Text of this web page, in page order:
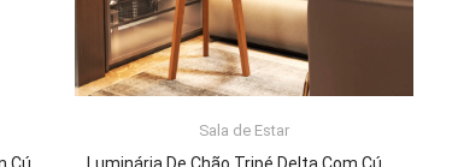
Sala de Estar
LER MAIS